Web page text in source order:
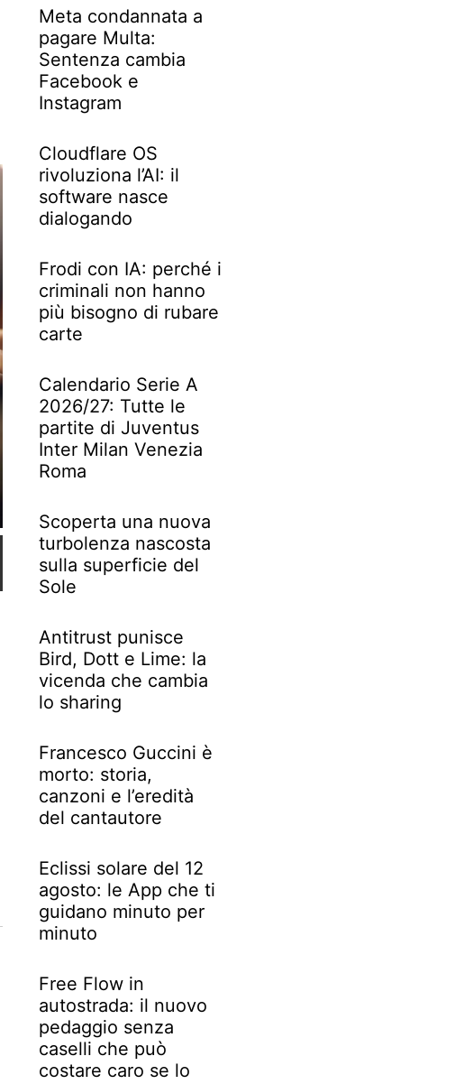
Meta condannata a
pagare Multa:
Sentenza cambia
Facebook e
Instagram
Cloudflare OS
rivoluziona l’AI: il
software nasce
dialogando
Frodi con IA: perché i
criminali non hanno
più bisogno di rubare
carte
Calendario Serie A
2026/27: Tutte le
partite di Juventus
Inter Milan Venezia
Roma
Scoperta una nuova
turbolenza nascosta
sulla superficie del
Sole
Antitrust punisce
Bird, Dott e Lime: la
vicenda che cambia
lo sharing
Francesco Guccini è
morto: storia,
canzoni e l’eredità
del cantautore
Eclissi solare del 12
agosto: le App che ti
guidano minuto per
minuto
Free Flow in
autostrada: il nuovo
pedaggio senza
caselli che può
costare caro se lo